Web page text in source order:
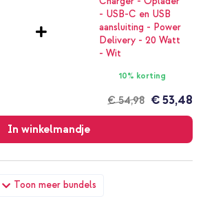
Toon meer bundels
10% korting
€ 54,98 € 53,48
In winkelmandje
Apple Watch | 38/40/41/42 mm -
Cover Hardcase Apple Watch 4 / 5 / 6 /